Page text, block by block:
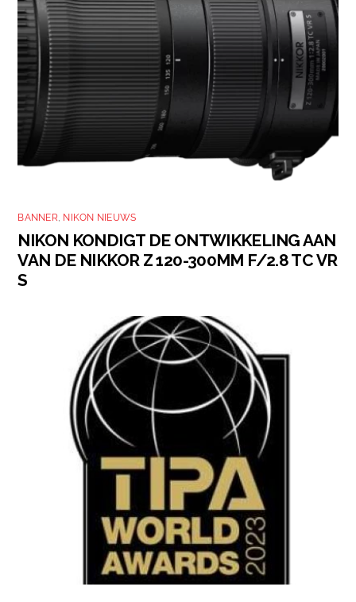
BANNER, NIKON NIEUWS
NIKON KONDIGT DE ONTWIKKELING AAN
VAN DE NIKKOR Z 120-300MM F/2.8 TC VR
S